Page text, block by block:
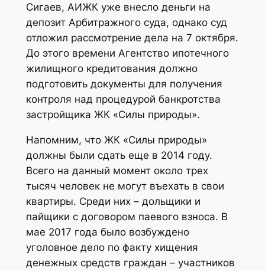
Сигаев, АИЖК уже внесло деньги на
депозит Арбитражного суда, однако суд
отложил рассмотрение дела на 7 октября.
До этого времени Агентство ипотечного
жилищного кредитования должно
подготовить документы для получения
контроля над процедурой банкротства
застройщика ЖК «Силы природы».
Напомним, что ЖК «Силы природы»
должны были сдать еще в 2014 году.
Всего на данный момент около трех
тысяч человек не могут въехать в свои
квартиры. Среди них – дольщики и
пайщики с договором паевого взноса. В
мае 2017 года было возбуждено
уголовное дело по факту хищения
денежных средств граждан – участников